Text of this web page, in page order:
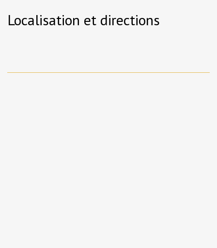
Localisation et directions